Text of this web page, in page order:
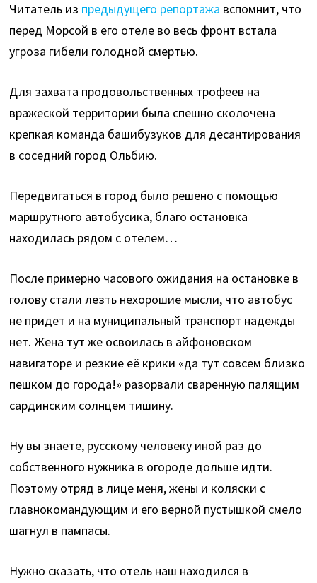
Читатель из предыдущего репортажа вспомнит, что
перед Морсой в его отеле во весь фронт встала
угроза гибели голодной смертью.
Для захвата продовольственных трофеев на
вражеской территории была спешно сколочена
крепкая команда башибузуков для десантирования
в соседний город Ольбию.
Передвигаться в город было решено с помощью
маршрутного автобусика, благо остановка
находилась рядом с отелем…
После примерно часового ожидания на остановке в
голову стали лезть нехорошие мысли, что автобус
не придет и на муниципальный транспорт надежды
нет. Жена тут же освоилась в айфоновском
навигаторе и резкие её крики «да тут совсем близко
пешком до города!» разорвали сваренную палящим
сардинским солнцем тишину.
Ну вы знаете, русскому человеку иной раз до
собственного нужника в огороде дольше идти.
Поэтому отряд в лице меня, жены и коляски с
главнокомандующим и его верной пустышкой смело
шагнул в пампасы.
Нужно сказать, что отель наш находился в